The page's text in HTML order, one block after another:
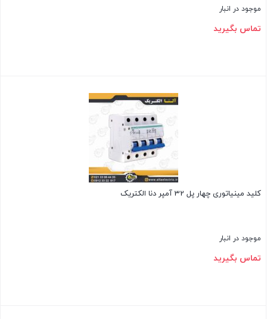
موجود در انبار
تماس بگیرید
کلید مینیاتوری چهار پل 32 آمپر دنا الکتریک
موجود در انبار
تماس بگیرید